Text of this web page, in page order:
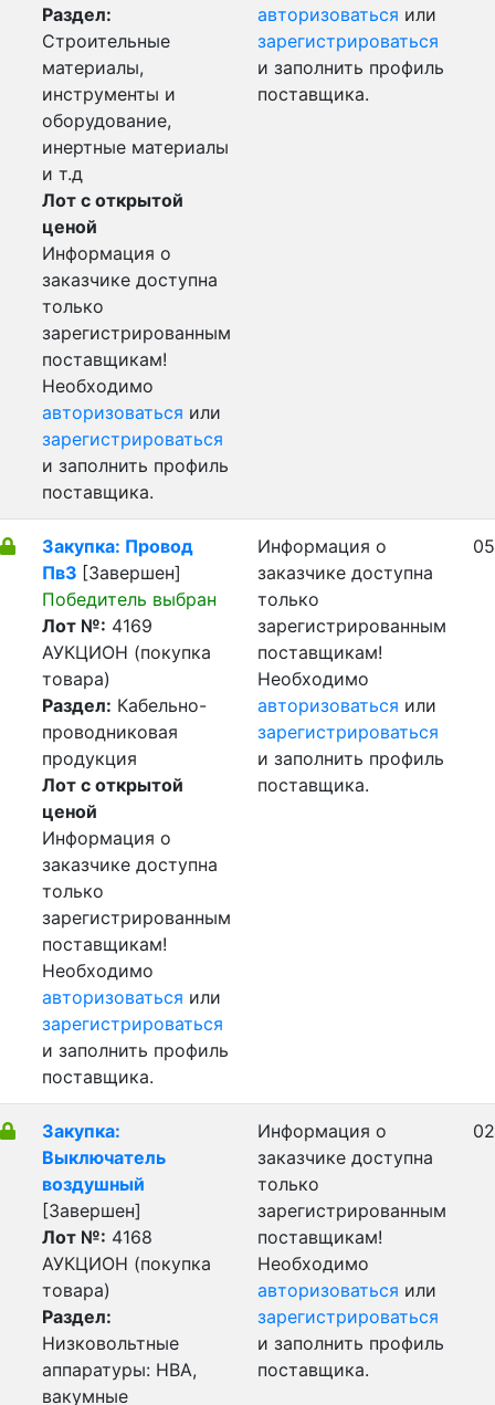
Раздел:
Строительные
материалы,
инструменты и
оборудование,
инертные материалы
и т.д
Лот с открытой
ценой
Информация о
заказчике доступна
только
зарегистрированным
поставщикам!
Необходимо
авторизоваться или
зарегистрироваться
и заполнить профиль
поставщика.
авторизоваться или
зарегистрироваться
и заполнить профиль
поставщика.
Закупка: Провод
Пв3 [Завершен]
Победитель выбран
Лот №: 4169
АУКЦИОН (покупка
товара)
Раздел: Кабельно-
проводниковая
продукция
Лот с открытой
ценой
Информация о
заказчике доступна
только
зарегистрированным
поставщикам!
Необходимо
авторизоваться или
зарегистрироваться
и заполнить профиль
поставщика.
Информация о
заказчике доступна
только
зарегистрированным
поставщикам!
Необходимо
авторизоваться или
зарегистрироваться
и заполнить профиль
поставщика.
Закупка:
Выключатель
воздушный
[Завершен]
Лот №: 4168
АУКЦИОН (покупка
товара)
Раздел:
Низковольтные
аппаратуры: НВА,
вакумные
Информация о
заказчике доступна
только
зарегистрированным
поставщикам!
Необходимо
авторизоваться или
зарегистрироваться
и заполнить профиль
поставщика.